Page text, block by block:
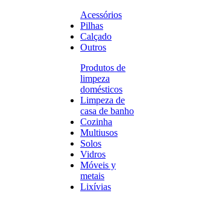
Acessórios
Pilhas
Calçado
Outros
Produtos de
limpeza
domésticos
Limpeza de
casa de banho
Cozinha
Multiusos
Solos
Vidros
Móveis y
metais
Lixívias